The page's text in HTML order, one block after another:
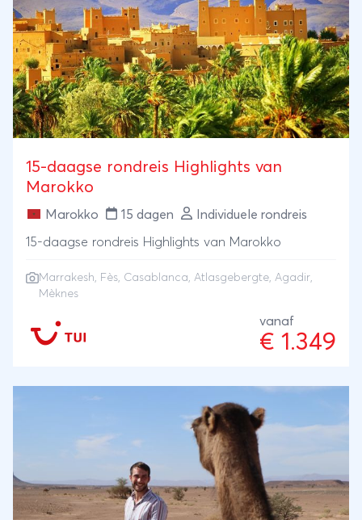
15-daagse rondreis Highlights van
Marokko
Marokko 15 dagen Individuele rondreis
15-daagse rondreis Highlights van Marokko
Marrakesh, Fès, Casablanca, Atlasgebergte, Agadir,
Mèknes
vanaf
€ 1.349